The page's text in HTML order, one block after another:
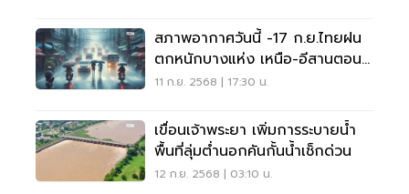
สภาพอากาศวันนี้ -17 ก.ย.ไทยฝน
ตกหนักบางแห่ง เหนือ-อีสานตอน
ล่างฝนลดลง
11 ก.ย. 2568 | 17:30 น.
เขื่อนเจ้าพระยา เพิ่มการระบายน้ำ
พื้นที่ลุ่มต่ำนอกคันกั้นน้ำเช็กด่วน
12 ก.ย. 2568 | 03:10 น.